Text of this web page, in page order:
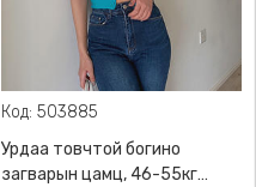
Код: 503885
Урдаа товчтой богино
загварын цамц, 46-55кг